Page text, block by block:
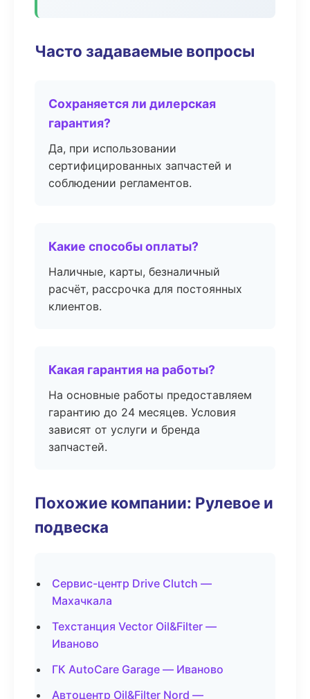
Часто задаваемые вопросы
Сохраняется ли дилерская
гарантия?
Да, при использовании
сертифицированных запчастей и
соблюдении регламентов.
Какие способы оплаты?
Наличные, карты, безналичный
расчёт, рассрочка для постоянных
клиентов.
Какая гарантия на работы?
На основные работы предоставляем
гарантию до 24 месяцев. Условия
зависят от услуги и бренда
запчастей.
Похожие компании: Рулевое и
подвеска
Сервис-центр Drive Clutch —
Махачкала
Техстанция Vector Oil&Filter —
Иваново
ГК AutoCare Garage — Иваново
Автоцентр Oil&Filter Nord —